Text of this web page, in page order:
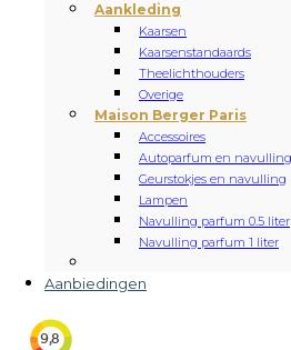
Aankleding
Kaarsen
Kaarsenstandaards
Theelichthouders
Overige
Maison Berger Paris
Accessoires
Autoparfum en navulling
Geurstokjes en navulling
Lampen
Navulling parfum 0.5 liter
Navulling parfum 1 liter
Aanbiedingen